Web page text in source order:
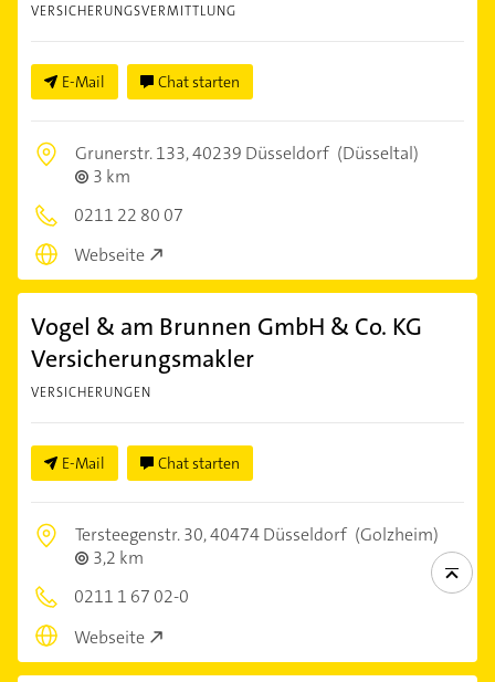
VERSICHERUNGSVERMITTLUNG
E-Mail Chat starten
Grunerstr. 133,40239 Düsseldorf (Düsseltal)
3 km
0211 22 80 07
Webseite
Vogel & am Brunnen GmbH & Co. KG
Versicherungsmakler
VERSICHERUNGEN
E-Mail Chat starten
Tersteegenstr. 30,40474 Düsseldorf (Golzheim)
3,2 km
0211 1 67 02-0
Webseite